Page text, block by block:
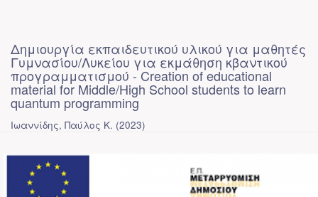
Δημιουργία εκπαιδευτικού υλικού για μαθητές
Γυμνασίου/Λυκείου για εκμάθηση κβαντικού
προγραμματισμού - Creation of educational
material for Middle/High School students to learn
quantum programming
Ιωαννίδης, Παύλος Κ. (2023)